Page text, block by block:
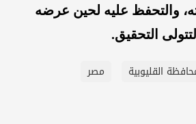
والتحفظ عليه لحين عرضه
التحقيق.
القليوبية
مصر